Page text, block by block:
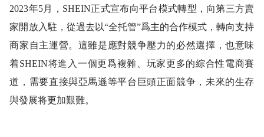
2023年5月，SHEIN正式宣布向平台模式轉型，向第三方賣
家開放入駐，從過去以“全托管”爲主的合作模式，轉向支持
商家自主運營。這雖是應對競争壓力的必然選擇，也意味
着SHEIN将進入一個更爲複雜、玩家更多的綜合性電商賽
道，需要直接與亞馬遜等平台巨頭正面競争，未來的生存
與發展将更加艱難。